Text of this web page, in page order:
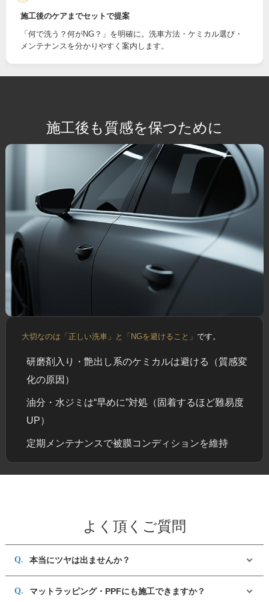
施工後のケアまでセットで提案
「何で洗う？何がNG？」を明確に。洗車方法・ケミカル選び・
メンテナンスを分かりやすく案内します。
施工後も質感を保つために
大切なのは「正しい洗車」と「NGを避けること」 です。
研磨剤入り・艶出し系のケミカルは避ける（質感変
化の原因）
油分・水ジミは“早めに”対処（固着するほど難易度
UP）
定期メンテナンスで被膜コンディションを維持
よく頂くご質問
本当にツヤは出ませんか？
マットラッピング・PPFにも施工できますか？